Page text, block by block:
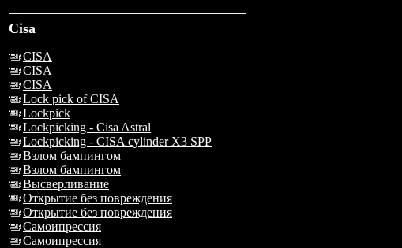
Cisa
CISA
CISA
CISA
Lock pick of CISA
Lockpick
Lockpicking - Cisa Astral
Lockpicking - CISA cylinder X3 SPP
Взлом бампингом
Взлом бампингом
Высверливание
Открытие без повреждения
Открытие без повреждения
Самоипрессия
Самоипрессия